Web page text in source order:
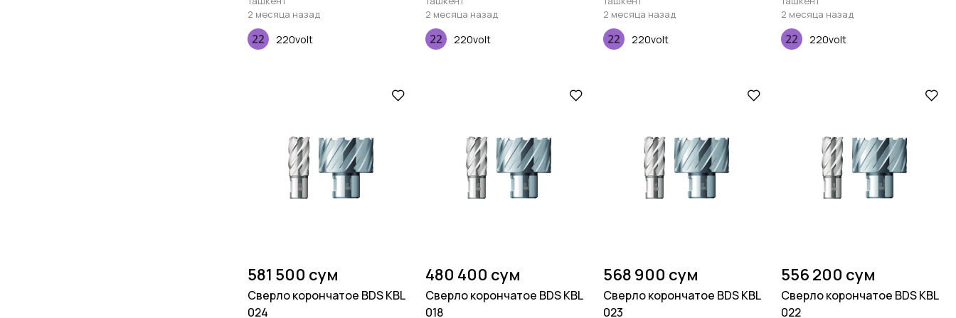
2 месяца назад
220volt
2 месяца назад
220volt
2 месяца назад
220volt
2 месяца назад
220volt
581 500 сум
Сверло корончатое BDS KBL
024
480 400 сум
Сверло корончатое BDS KBL
018
568 900 сум
Сверло корончатое BDS KBL
023
556 200 сум
Сверло корончатое BDS KBL
022